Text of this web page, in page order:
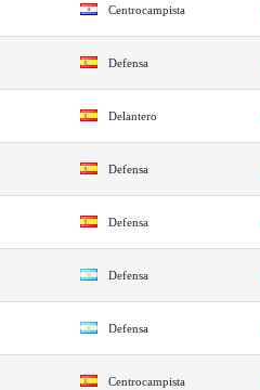
Centrocampista
Defensa
Delantero
Defensa
Defensa
Defensa
Defensa
Centrocampista